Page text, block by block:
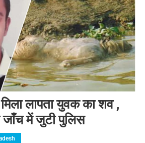
लापता युवक का शव ,
जाँच में जुटी पुलिस